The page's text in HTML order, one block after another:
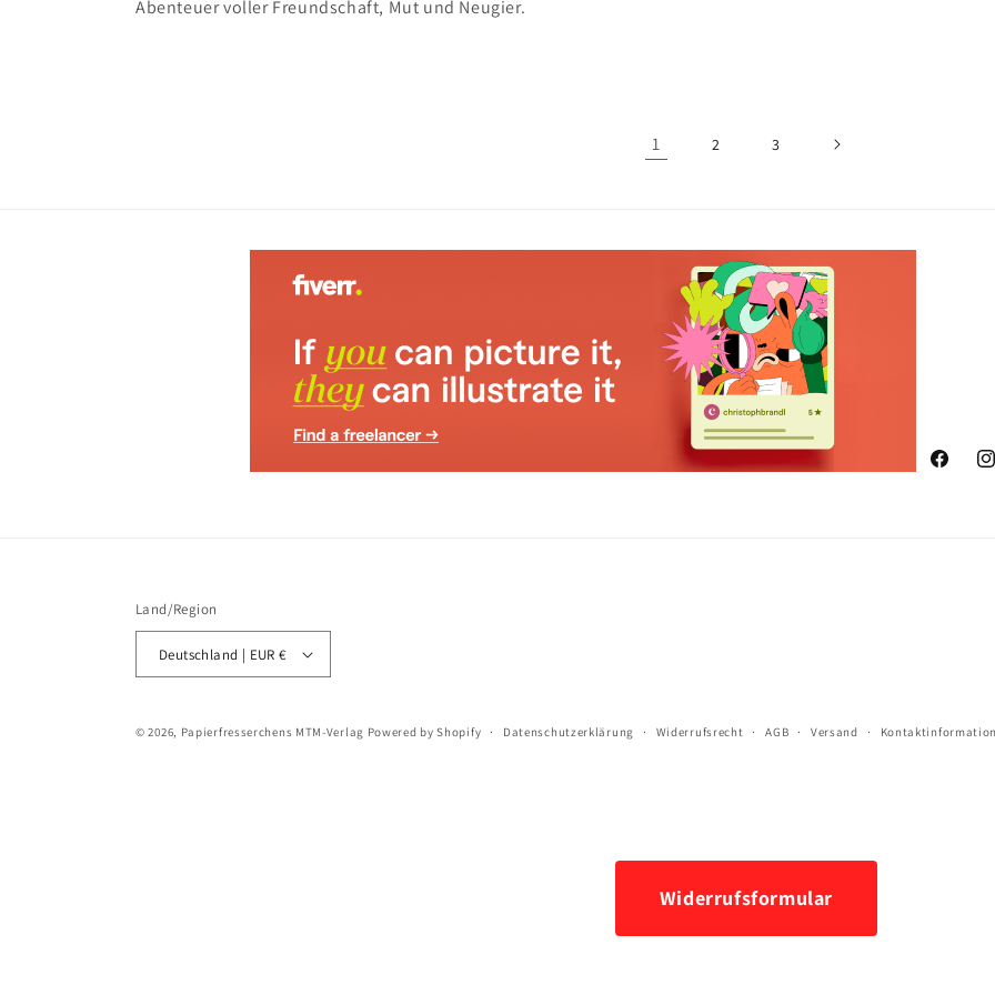
Abenteuer voller Freundschaft, Mut und Neugier.
1 2 3
Facebook
Land/Region
Deutschland | EUR €
© 2026, Papierfresserchens MTM-Verlag Powered by Shopify Datenschutzerklärung Widerrufsrecht AGB Versand
Widerrufsformular